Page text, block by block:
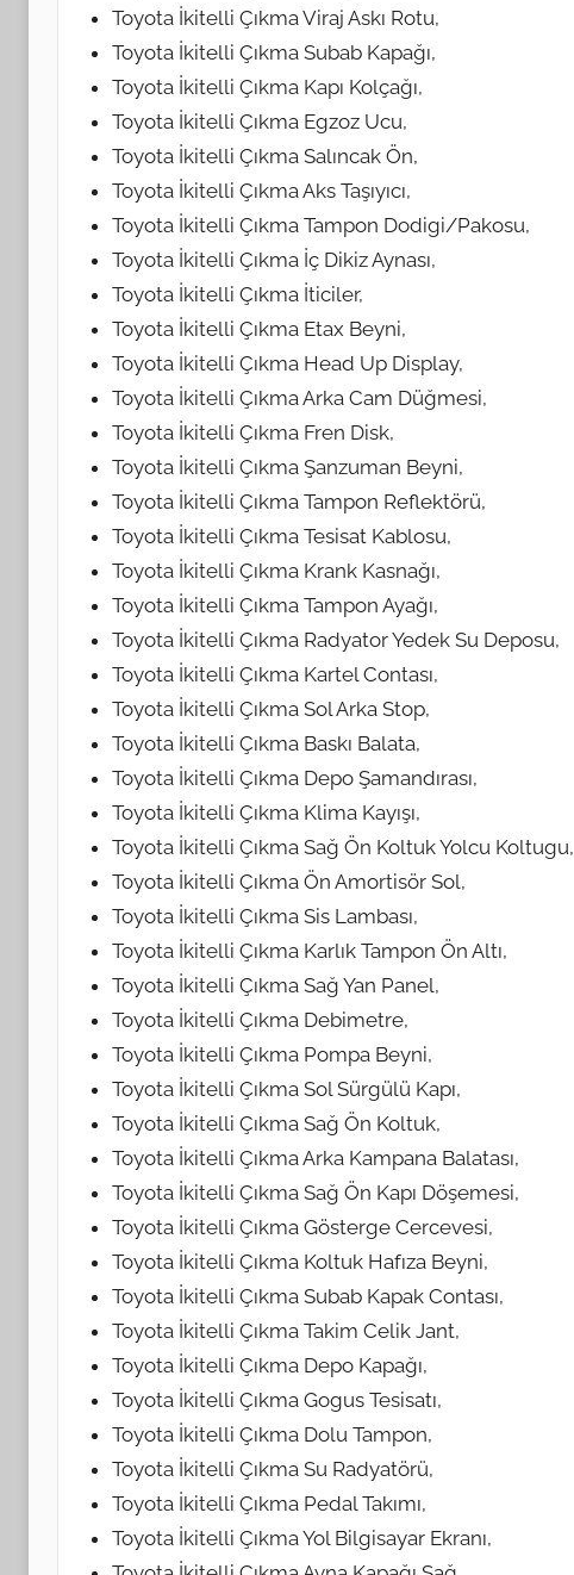
Toyota İkitelli Çıkma Viraj Askı Rotu,
Toyota İkitelli Çıkma Subab Kapağı,
Toyota İkitelli Çıkma Kapı Kolçağı,
Toyota İkitelli Çıkma Egzoz Ucu,
Toyota İkitelli Çıkma Salıncak Ön,
Toyota İkitelli Çıkma Aks Taşıyıcı,
Toyota İkitelli Çıkma Tampon Dodigi/Pakosu,
Toyota İkitelli Çıkma İç Dikiz Aynası,
Toyota İkitelli Çıkma İticiler,
Toyota İkitelli Çıkma Etax Beyni,
Toyota İkitelli Çıkma Head Up Display,
Toyota İkitelli Çıkma Arka Cam Düğmesi,
Toyota İkitelli Çıkma Fren Disk,
Toyota İkitelli Çıkma Şanzuman Beyni,
Toyota İkitelli Çıkma Tampon Reflektörü,
Toyota İkitelli Çıkma Tesisat Kablosu,
Toyota İkitelli Çıkma Krank Kasnağı,
Toyota İkitelli Çıkma Tampon Ayağı,
Toyota İkitelli Çıkma Radyator Yedek Su Deposu,
Toyota İkitelli Çıkma Kartel Contası,
Toyota İkitelli Çıkma Sol Arka Stop,
Toyota İkitelli Çıkma Baskı Balata,
Toyota İkitelli Çıkma Depo Şamandırası,
Toyota İkitelli Çıkma Klima Kayışı,
Toyota İkitelli Çıkma Sağ Ön Koltuk Yolcu Koltugu,
Toyota İkitelli Çıkma Ön Amortisör Sol,
Toyota İkitelli Çıkma Sis Lambası,
Toyota İkitelli Çıkma Karlık Tampon Ön Altı,
Toyota İkitelli Çıkma Sağ Yan Panel,
Toyota İkitelli Çıkma Debimetre,
Toyota İkitelli Çıkma Pompa Beyni,
Toyota İkitelli Çıkma Sol Sürgülü Kapı,
Toyota İkitelli Çıkma Sağ Ön Koltuk,
Toyota İkitelli Çıkma Arka Kampana Balatası,
Toyota İkitelli Çıkma Sağ Ön Kapı Döşemesi,
Toyota İkitelli Çıkma Gösterge Cercevesi,
Toyota İkitelli Çıkma Koltuk Hafıza Beyni,
Toyota İkitelli Çıkma Subab Kapak Contası,
Toyota İkitelli Çıkma Takim Celik Jant,
Toyota İkitelli Çıkma Depo Kapağı,
Toyota İkitelli Çıkma Gogus Tesisatı,
Toyota İkitelli Çıkma Dolu Tampon,
Toyota İkitelli Çıkma Su Radyatörü,
Toyota İkitelli Çıkma Pedal Takımı,
Toyota İkitelli Çıkma Yol Bilgisayar Ekranı,